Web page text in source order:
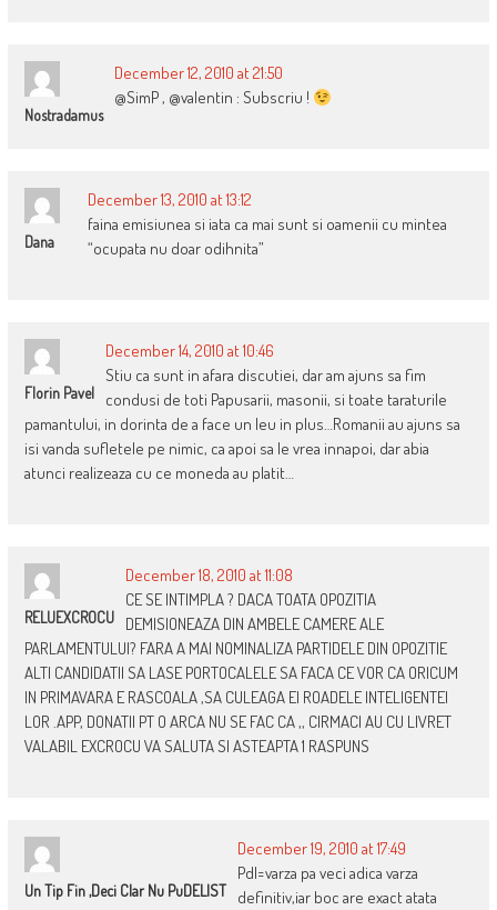
Nostradamus
December 12, 2010 at 21:50
@SimP , @valentin : Subscriu !
Dana
December 13, 2010 at 13:12
faina emisiunea si iata ca mai sunt si oamenii cu mintea
“ocupata nu doar odihnita”
Florin Pavel
December 14, 2010 at 10:46
Stiu ca sunt in afara discutiei, dar am ajuns sa fim
condusi de toti Papusarii, masonii, si toate taraturile
pamantului, in dorinta de a face un leu in plus…Romanii au ajuns sa
isi vanda sufletele pe nimic, ca apoi sa le vrea innapoi, dar abia
atunci realizeaza cu ce moneda au platit…
RELUEXCROCU
December 18, 2010 at 11:08
CE SE INTIMPLA ? DACA TOATA OPOZITIA
DEMISIONEAZA DIN AMBELE CAMERE ALE
PARLAMENTULUI? FARA A MAI NOMINALIZA PARTIDELE DIN OPOZITIE
ALTI CANDIDATII SA LASE PORTOCALELE SA FACA CE VOR CA ORICUM
IN PRIMAVARA E RASCOALA ,SA CULEAGA EI ROADELE INTELIGENTEI
LOR .APP, DONATII PT O ARCA NU SE FAC CA ,, CIRMACI AU CU LIVRET
VALABIL EXCROCU VA SALUTA SI ASTEAPTA 1 RASPUNS
Un Tip Fin ,deci Clar Nu PuDELIST
December 19, 2010 at 17:49
Pdl=varza pa veci adica varza
definitiv,iar boc are exact atata